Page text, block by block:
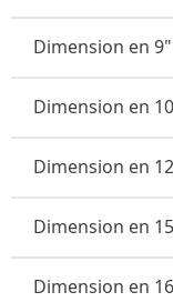
Dimension en
Dimension en
Dimension en
Dimension en
Dimension en